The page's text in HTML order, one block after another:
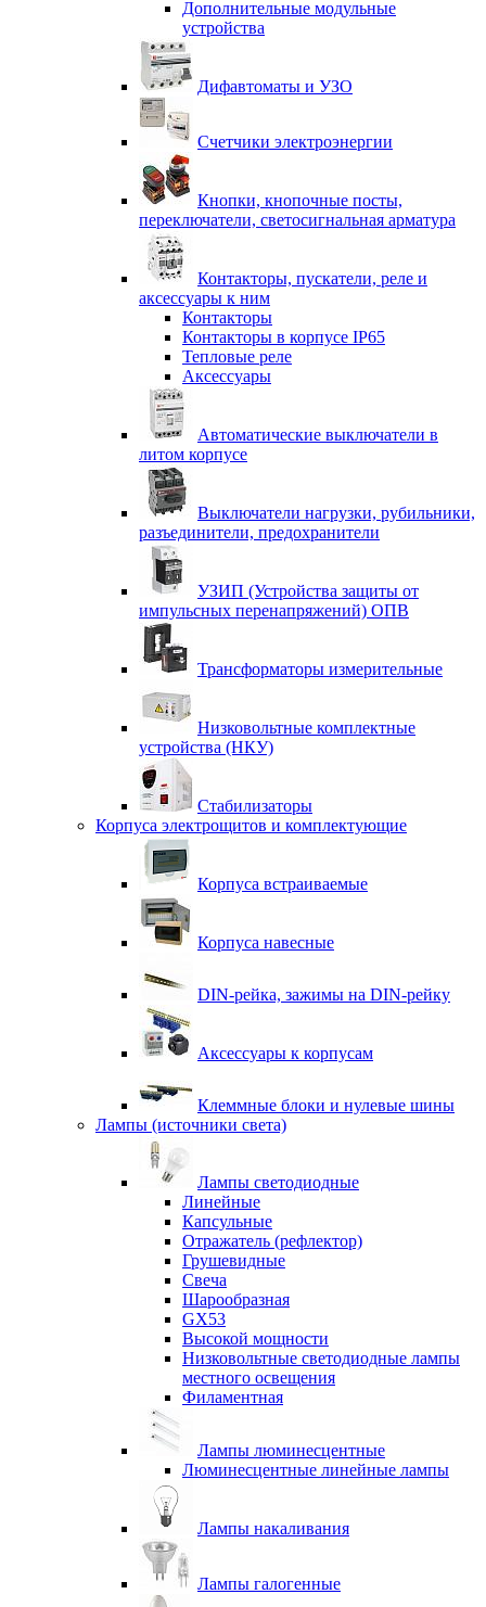
Дополнительные модульные
устройства
Дифавтоматы и УЗО
Счетчики электроэнергии
Кнопки, кнопочные посты,
переключатели, светосигнальная арматура
Контакторы, пускатели, реле и
аксессуары к ним
Контакторы
Контакторы в корпусе IP65
Тепловые реле
Аксессуары
Автоматические выключатели в
литом корпусе
Выключатели нагрузки, рубильники,
разъединители, предохранители
УЗИП (Устройства защиты от
импульсных перенапряжений) ОПВ
Трансформаторы измерительные
Низковольтные комплектные
устройства (НКУ)
Стабилизаторы
Корпуса электрощитов и комплектующие
Корпуса встраиваемые
Корпуса навесные
DIN-рейка, зажимы на DIN-рейку
Аксессуары к корпусам
Клеммные блоки и нулевые шины
Лампы (источники света)
Лампы светодиодные
Линейные
Капсульные
Отражатель (рефлектор)
Грушевидные
Свеча
Шарообразная
GX53
Высокой мощности
Низковольтные светодиодные лампы
местного освещения
Филаментная
Лампы люминесцентные
Люминесцентные линейные лампы
Лампы накаливания
Лампы галогенные